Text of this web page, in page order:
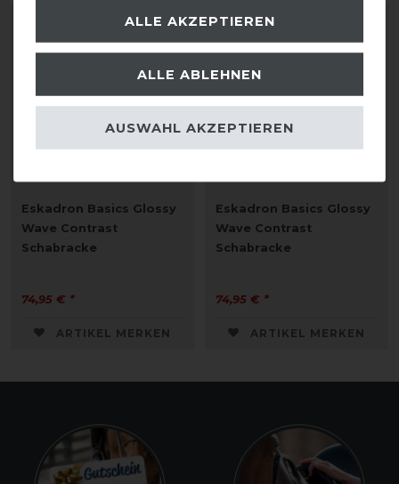
Eskadron Basics Glossy
Wave Contrast
Schabracke
74,95 € *
ARTIKEL MERKEN
Eskadron Basics Glossy
Wave Contrast
Schabracke
74,95 € *
ARTIKEL MERKEN
ALLE AKZEPTIEREN
ALLE ABLEHNEN
AUSWAHL AKZEPTIEREN